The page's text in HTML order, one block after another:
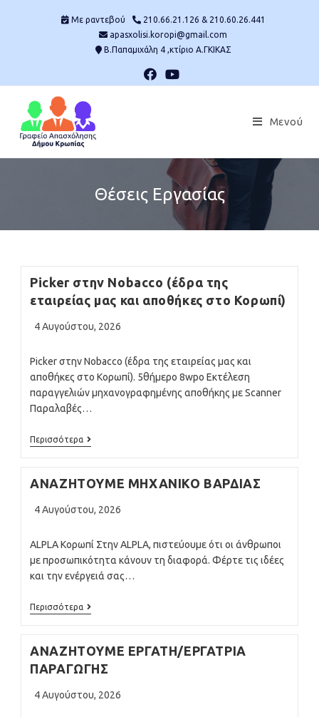
Mε ραντεβού
210.66.21.126 & 210.60.26.441
apasxolisi.koropi@gmail.com
Β.Παπαμιχάλη 4 ,κτίριο Α.ΓΚΙΚΑΣ
Μενού
Θέσεις Εργασίας
Picker στην Nobacco (έδρα της
εταιρείας μας και αποθήκες στο Κορωπί)
Post
4 Αυγούστου, 2026
Picker στην Nobacco (έδρα της εταιρείας μας και
αποθήκες στο Κορωπί). 5θήμερο 8wpo Εκτέλεση
παραγγελιών μηχανογραφημένης αποθήκης με Scanner
Παραλαβές…
ΠερισσότεραPicker
Της
Μας
Στο
Κορωπί)
ΑΝΑΖΗΤΟΥΜΕ ΜΗΧΑΝΙΚΟ ΒΑΡΔΙΑΣ
Post
4 Αυγούστου, 2026
ALPLA Κορωπί Στην ALPLA, πιστεύουμε ότι οι άνθρωποι
με προσωπικότητα κάνουν τη διαφορά. Φέρτε τις ιδέες
και την ενέργειά σας…
ΠερισσότεραΑΝΑΖΗΤΟΥΜΕ
ΑΝΑΖΗΤΟΥΜΕ ΕΡΓΑΤΗ/ΕΡΓΑΤΡΙΑ
ΠΑΡΑΓΩΓΗΣ
Post
4 Αυγούστου, 2026